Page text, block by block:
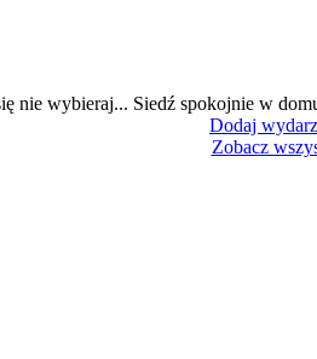
nie wybieraj... Siedź spokojnie w
Dodaj
Zobacz